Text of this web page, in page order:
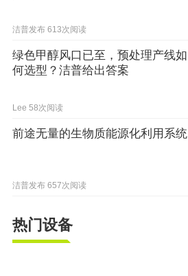
洁普发布 613次阅读
绿色甲醇风口已至，预处理产线如
何选型？洁普给出答案
Lee 58次阅读
前途无量的生物质能源化利用系统
洁普发布 657次阅读
热门设备